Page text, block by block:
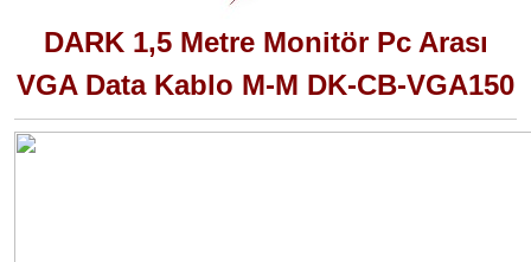
DARK 1,5 Metre Monitör Pc Arası
VGA Data Kablo M-M DK-CB-VGA150